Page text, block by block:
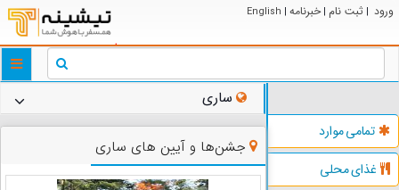
ورود | ثبت نام | خبرنامه |
English
تمامی موارد
غذای محلی
ساری
جشن‌ها و آیین های ساری